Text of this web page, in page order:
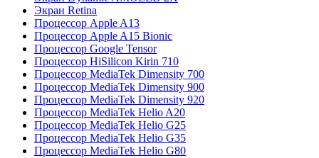
Экран Retina
Процессор Apple A13
Процессор Apple A15 Bionic
Процессор Google Tensor
Процессор HiSilicon Kirin 710
Процессор MediaTek Dimensity 700
Процессор MediaTek Dimensity 900
Процессор MediaTek Dimensity 920
Процессор MediaTek Helio A20
Процессор MediaTek Helio G25
Процессор MediaTek Helio G35
Процессор MediaTek Helio G80